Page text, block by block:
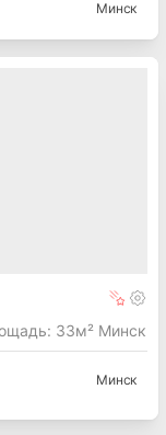
Минск
33м² Минск
Минск